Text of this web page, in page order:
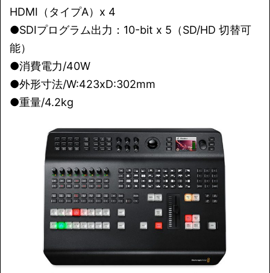
HDMI（タイプA）x 4
●SDIプログラム出力：10-bit x 5（SD/HD 切替可
能）
●消費電力/40W
●外形寸法/W:423xD:302mm
●重量/4.2kg